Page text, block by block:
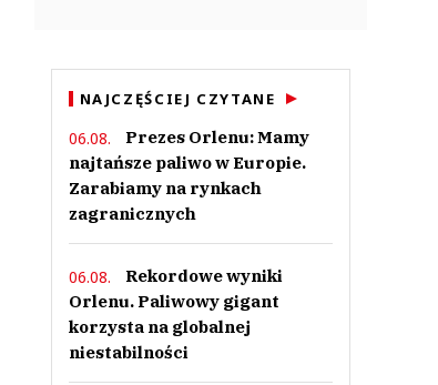
NAJCZĘŚCIEJ CZYTANE
06.08.
Prezes Orlenu: Mamy
najtańsze paliwo w Europie.
Zarabiamy na rynkach
zagranicznych
06.08.
Rekordowe wyniki
Orlenu. Paliwowy gigant
korzysta na globalnej
niestabilności